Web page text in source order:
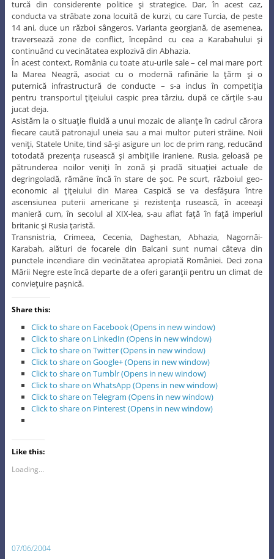
turcă din considerente politice şi strategice. Dar, în acest caz,
conducta va străbate zona locuită de kurzi, cu care Turcia, de peste
14 ani, duce un război sângeros. Varianta georgiană, de asemenea,
traversează zone de conflict, începând cu cea a Karabahului şi
continuând cu vecinătatea explozivă din Abhazia.
În acest context, România cu toate atu-urile sale – cel mai mare port
la Marea Neagră, asociat cu o modernă rafinărie la ţărm şi o
puternică infrastructură de conducte – s-a inclus în competiţia
pentru transportul ţiţeiului caspic prea târziu, după ce cărţile s-au
jucat deja.
Asistăm la o situaţie fluidă a unui mozaic de alianţe în cadrul cărora
fiecare caută patronajul uneia sau a mai multor puteri străine. Noii
veniţi, Statele Unite, tind să-şi asigure un loc de prim rang, reducând
totodată prezenţa rusească şi ambiţiile iraniene. Rusia, geloasă pe
pătrunderea noilor veniţi în zonă şi pradă situaţiei actuale de
degringoladă, rămâne încă în stare de şoc. Pe scurt, războiul geo-
economic al ţiţeiului din Marea Caspică se va desfăşura între
ascensiunea puterii americane şi rezistenţa rusească, în aceeaşi
manieră cum, în secolul al XIX-lea, s-au aflat faţă în faţă imperiul
britanic şi Rusia ţaristă.
Transnistria, Crimeea, Cecenia, Daghestan, Abhazia, Nagornâi-
Karabah, alături de focarele din Balcani sunt numai câteva din
punctele incendiare din vecinătatea apropiată României. Deci zona
Mării Negre este încă departe de a oferi garanţii pentru un climat de
convieţuire paşnică.
Share this:
Click to share on Facebook (Opens in new window)
Click to share on LinkedIn (Opens in new window)
Click to share on Twitter (Opens in new window)
Click to share on Google+ (Opens in new window)
Click to share on Tumblr (Opens in new window)
Click to share on WhatsApp (Opens in new window)
Click to share on Telegram (Opens in new window)
Click to share on Pinterest (Opens in new window)
Like this:
Loading...
07/06/2004